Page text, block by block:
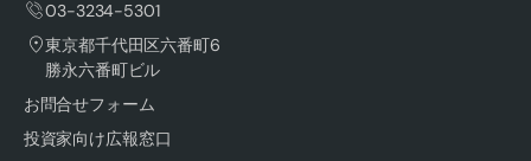
03-3234-5301
東京都千代田区六番町6
勝永六番町ビル
お問合せフォーム
投資家向け広報窓口